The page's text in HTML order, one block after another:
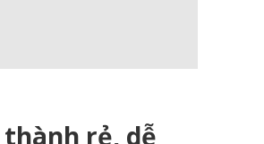
thành rẻ, dễ